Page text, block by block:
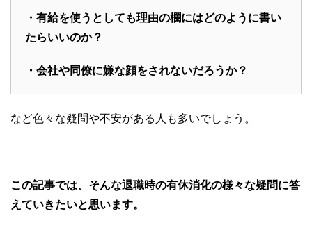
・有給を使うとしても理由の欄にはどのように書い
たらいいのか？
・会社や同僚に嫌な顔をされないだろうか？
など色々な疑問や不安がある人も多いでしょう。
この記事では、そんな退職時の有休消化の様々な疑問に答
えていきたいと思います。